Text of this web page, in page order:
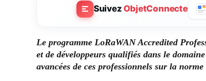
SuivezObjetConnecte
Le programme LoRaWAN Accredited
et de développeurs qualifiés dans le domaine
avancées de ces professionnels sur la